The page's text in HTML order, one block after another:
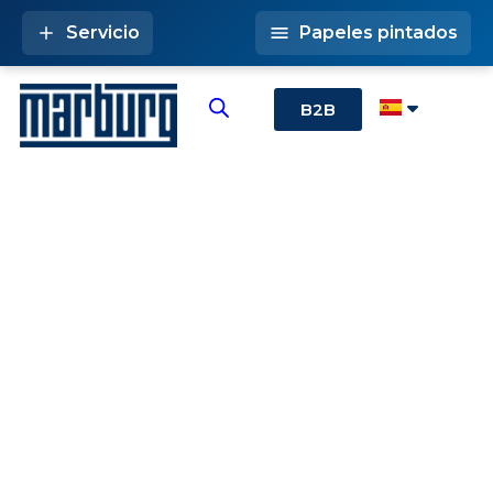
B2B
Servicio Papeles pintados